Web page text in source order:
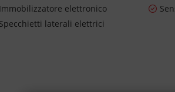
Immobilizzatore elettronico
Specchietti laterali elettrici